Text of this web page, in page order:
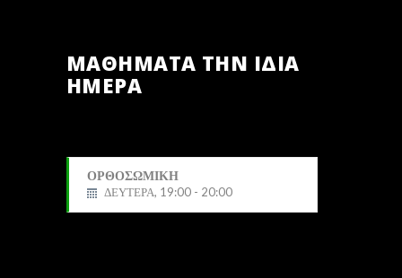
ΜΑΘΗΜΑΤΑ ΤΗΝ ΙΔΙΑ
ΗΜΕΡΑ
ΟΡΘΟΣΩΜΙΚΗ
ΔΕΥΤΕΡΑ, 19:00 - 20:00